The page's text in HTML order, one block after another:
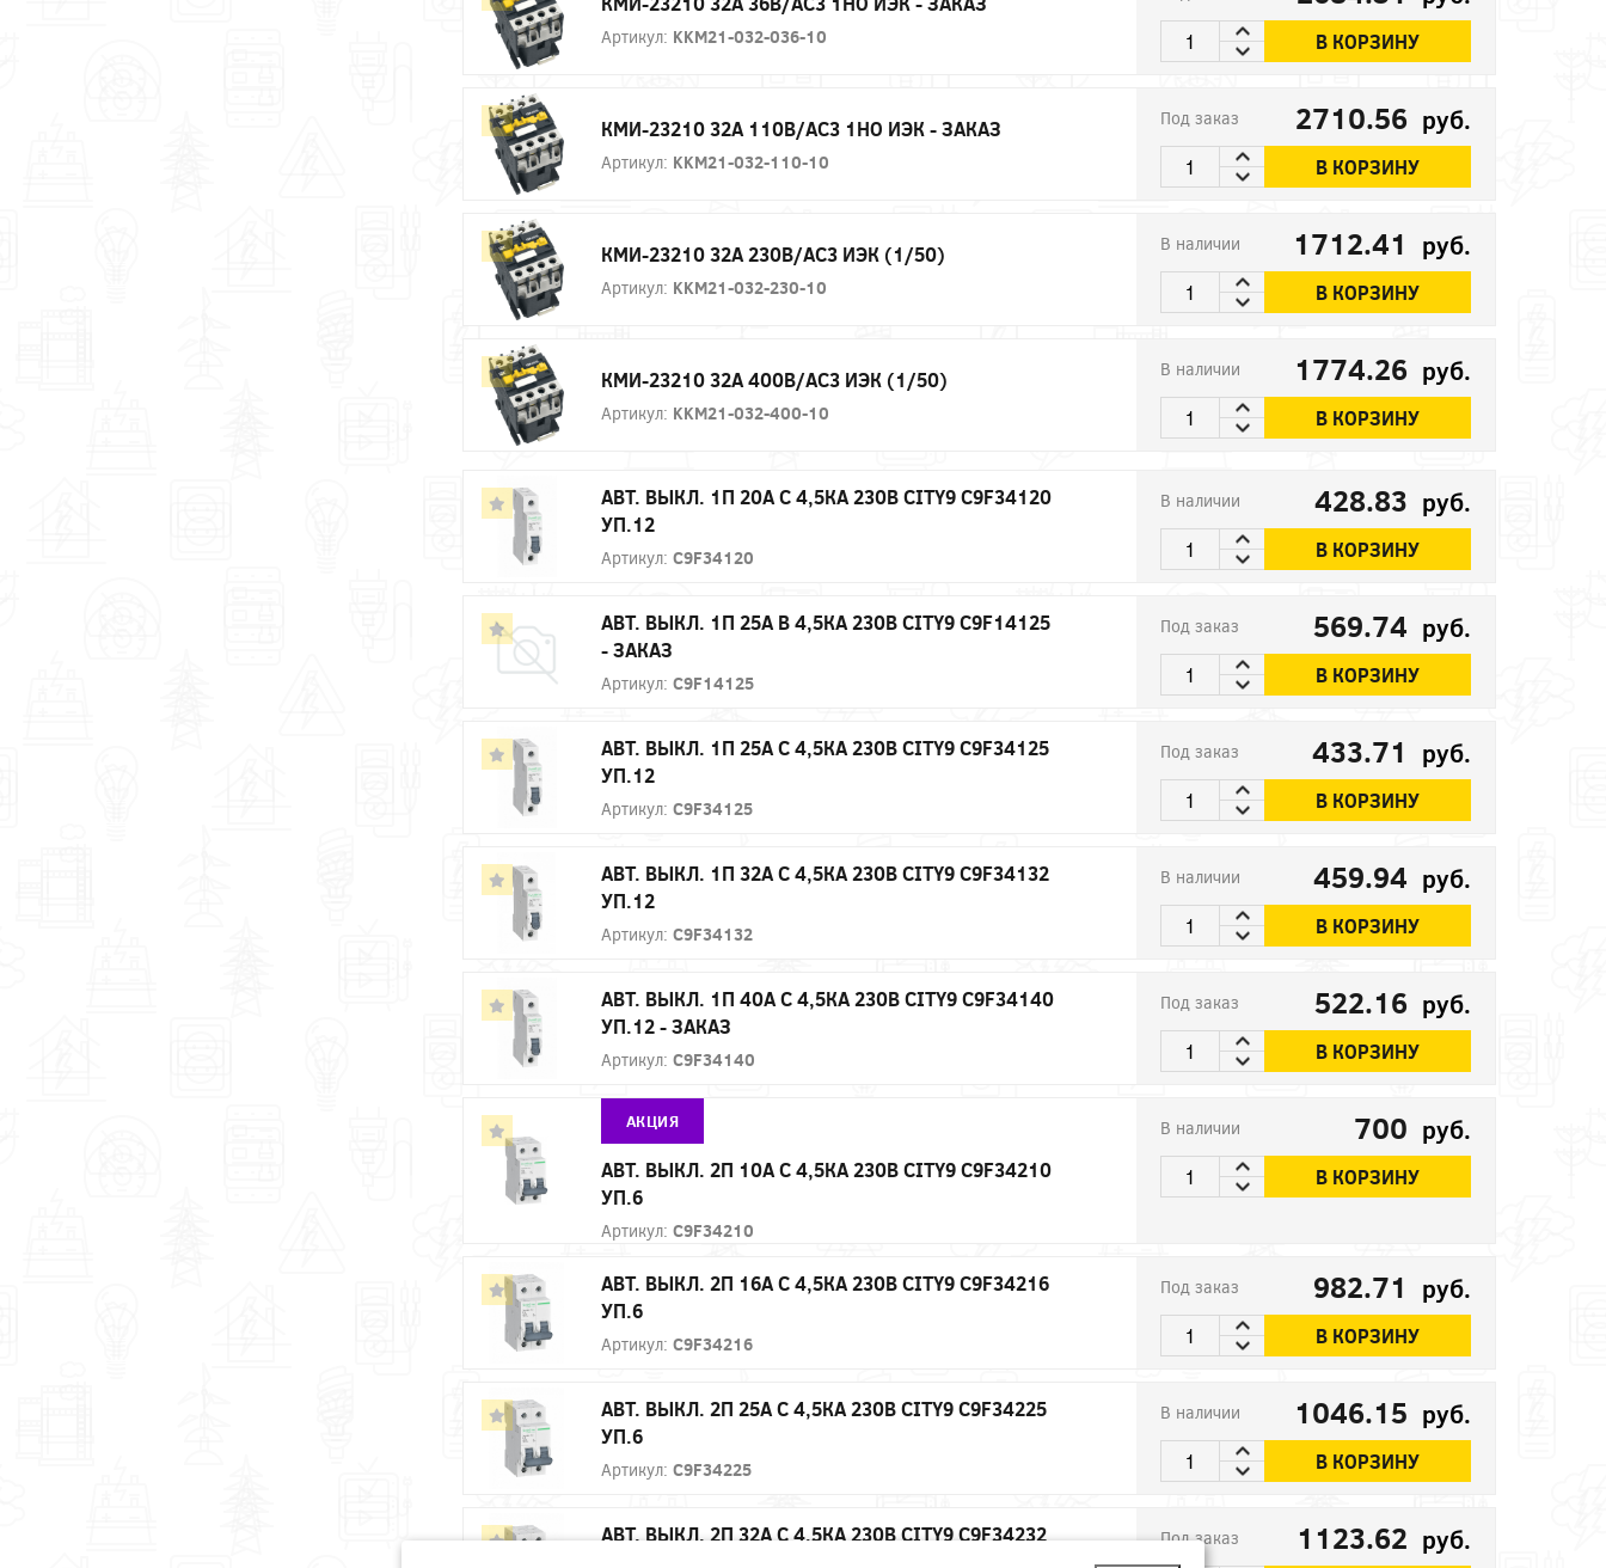
Артикул: KKM21-032-036-10 В КОРЗИНУ
КМИ-23210 32А 110В/АС3 1НО ИЭК - ЗАКАЗ
Артикул: KKM21-032-110-10
Под заказ 2710.56 руб.
В КОРЗИНУ
КМИ-23210 32А 230В/АС3 ИЭК (1/50)
Артикул: KKM21-032-230-10
В наличии 1712.41 руб.
В КОРЗИНУ
КМИ-23210 32А 400В/АС3 ИЭК (1/50)
Артикул: KKM21-032-400-10
В наличии 1774.26 руб.
В КОРЗИНУ
АВТ. ВЫКЛ. 1П 20А С 4,5КА 230В CITY9 C9F34120
УП.12
Артикул: C9F34120
В наличии 428.83 руб.
В КОРЗИНУ
АВТ. ВЫКЛ. 1П 25А B 4,5КА 230В CITY9 C9F14125
- ЗАКАЗ
Артикул: C9F14125
Под заказ 569.74 руб.
В КОРЗИНУ
АВТ. ВЫКЛ. 1П 25А С 4,5КА 230В CITY9 C9F34125
УП.12
Артикул: C9F34125
Под заказ 433.71 руб.
В КОРЗИНУ
АВТ. ВЫКЛ. 1П 32А С 4,5КА 230В CITY9 C9F34132
УП.12
Артикул: C9F34132
В наличии 459.94 руб.
В КОРЗИНУ
АВТ. ВЫКЛ. 1П 40А С 4,5КА 230В CITY9 C9F34140
УП.12 - ЗАКАЗ
Артикул: C9F34140
Под заказ 522.16 руб.
В КОРЗИНУ
АКЦИЯ
АВТ. ВЫКЛ. 2П 10А С 4,5КА 230В CITY9 C9F34210
УП.6
Артикул: C9F34210
В наличии 700 руб.
В КОРЗИНУ
АВТ. ВЫКЛ. 2П 16А С 4,5КА 230В CITY9 C9F34216
УП.6
Артикул: C9F34216
Под заказ 982.71 руб.
В КОРЗИНУ
АВТ. ВЫКЛ. 2П 25А С 4,5КА 230В CITY9 C9F34225
УП.6
Артикул: C9F34225
В наличии 1046.15 руб.
В КОРЗИНУ
АВТ. ВЫКЛ. 2П 32А С 4,5КА 230В CITY9 C9F34232
Под заказ 1123.62 руб.